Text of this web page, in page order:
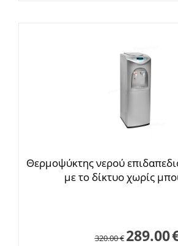
Θερμοψύκτης νερού
με το δίκτυο χωρίς
320.00€ 289.00